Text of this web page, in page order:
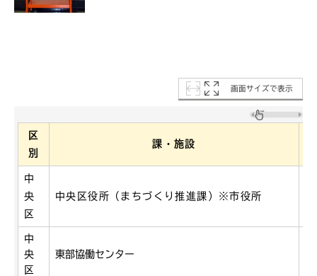
画面サイズで表示
区
別
課・施設
中
央
区
中央区役所（まちづくり推進課）※市役所
中
央
区
東部協働センター